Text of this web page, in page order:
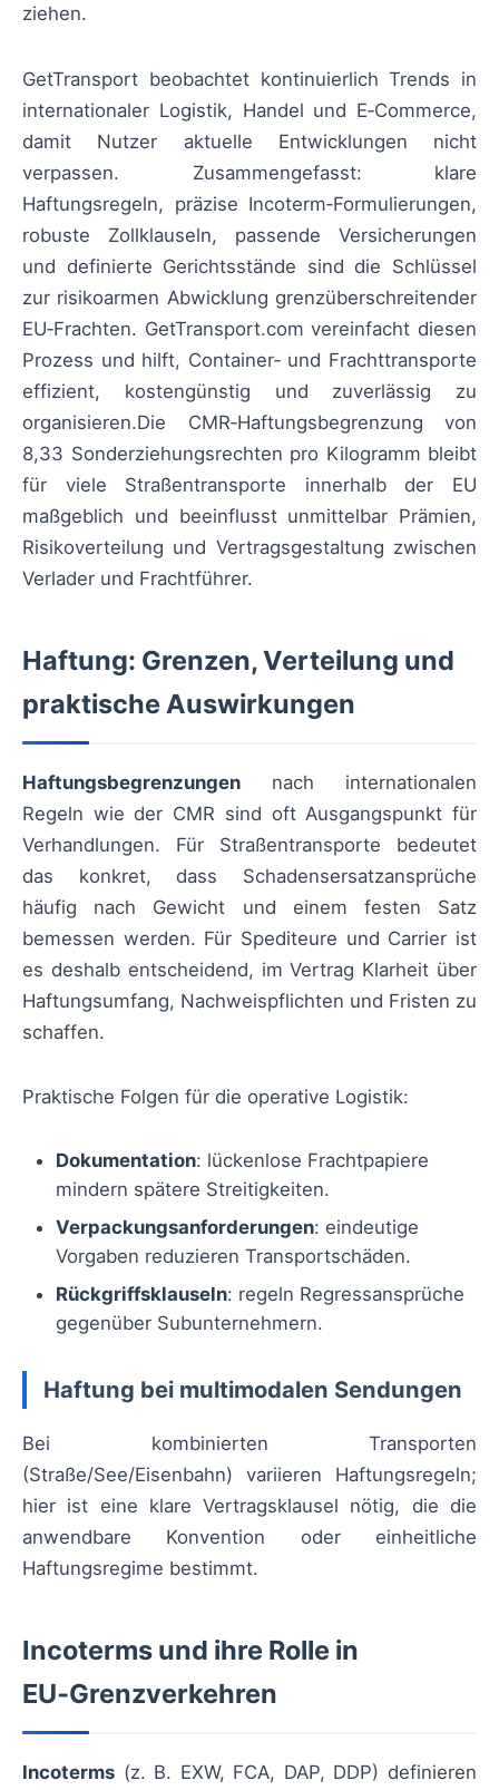
ziehen.
GetTransport beobachtet kontinuierlich Trends in
internationaler Logistik, Handel und E‑Commerce,
damit Nutzer aktuelle Entwicklungen nicht
verpassen. Zusammengefasst: klare
Haftungsregeln, präzise Incoterm‑Formulierungen,
robuste Zollklauseln, passende Versicherungen
und definierte Gerichtsstände sind die Schlüssel
zur risikoarmen Abwicklung grenzüberschreitender
EU‑Frachten. GetTransport.com vereinfacht diesen
Prozess und hilft, Container‑ und Frachttransporte
effizient, kostengünstig und zuverlässig zu
organisieren.Die CMR‑Haftungsbegrenzung von
8,33 Sonderziehungsrechten pro Kilogramm bleibt
für viele Straßentransporte innerhalb der EU
maßgeblich und beeinflusst unmittelbar Prämien,
Risikoverteilung und Vertragsgestaltung zwischen
Verlader und Frachtführer.
Haftung: Grenzen, Verteilung und
praktische Auswirkungen
Haftungsbegrenzungen nach internationalen
Regeln wie der CMR sind oft Ausgangspunkt für
Verhandlungen. Für Straßentransporte bedeutet
das konkret, dass Schadensersatzansprüche
häufig nach Gewicht und einem festen Satz
bemessen werden. Für Spediteure und Carrier ist
es deshalb entscheidend, im Vertrag Klarheit über
Haftungsumfang, Nachweispflichten und Fristen zu
schaffen.
Praktische Folgen für die operative Logistik:
Dokumentation: lückenlose Frachtpapiere
mindern spätere Streitigkeiten.
Verpackungsanforderungen: eindeutige
Vorgaben reduzieren Transportschäden.
Rückgriffsklauseln: regeln Regressansprüche
gegenüber Subunternehmern.
Haftung bei multimodalen Sendungen
Bei kombinierten Transporten
(Straße/See/Eisenbahn) variieren Haftungsregeln;
hier ist eine klare Vertragsklausel nötig, die die
anwendbare Konvention oder einheitliche
Haftungsregime bestimmt.
Incoterms und ihre Rolle in
EU‑Grenzverkehren
Incoterms (z. B. EXW, FCA, DAP, DDP) definieren